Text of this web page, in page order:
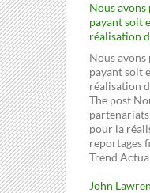
Nous
payant soit
réalisation
Nous
payant soit
réalisation
The post
pour la
reportages
Trend
John